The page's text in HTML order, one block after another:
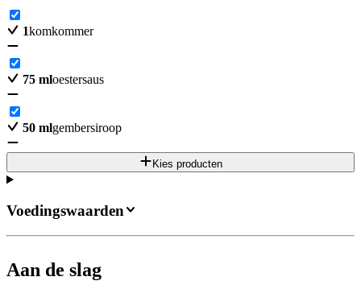
1komkommer
75 mloestersaus
50 mlgembersiroop
Kies producten
Aan de slag
Voedingswaarden